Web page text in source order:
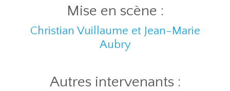
Mise en scène :
Christian Vuillaume et Jean-Marie
Aubry
Autres intervenants :